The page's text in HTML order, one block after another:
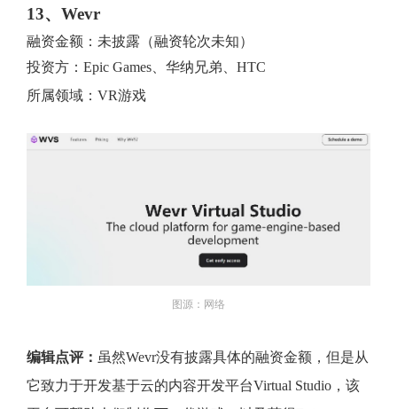
13、Wevr
融资金额：未披露（融资轮次未知）
投资方：Epic Games、华纳兄弟、HTC
所属领域：VR游戏
图源：网络
编辑点评： 虽然Wevr没有披露具体的融资金额，但是从
它致力于开发基于云的内容开发平台Virtual Studio，该